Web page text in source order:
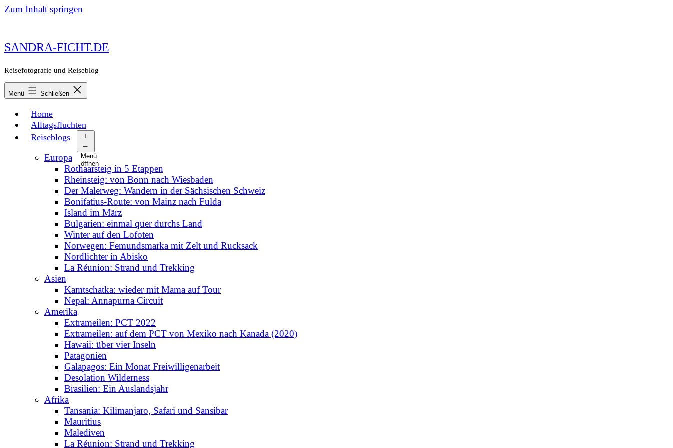
Zum Inhalt springen
SANDRA-FICHT.DE
Reisefotografie und Reiseblog
Menü Schließen
Home
Alltagsfluchten
Reiseblogs
Menü
öffnen
Europa
Rothaarsteig in 5 Etappen
Rheinsteig: von Bonn nach Wiesbaden
Der Malerweg: Wandern in der Sächsischen Schweiz
Bonifatius-Route: von Mainz nach Fulda
Island im März
Bulgarien: einmal quer durchs Land
Winter auf den Lofoten
Norwegen: Femundsmarka mit Zelt und Rucksack
Nordlichter in Abisko
La Réunion: Strand und Trekking
Asien
Kamtschatka: wieder mit Mama auf Tour
Nepal: Annapurna Circuit
Amerika
Extrameilen: PCT 2022
Extrameilen: auf dem PCT von Mexiko nach Kanada (2020)
Hawaii: über vier Inseln
Patagonien
Galapagos: Ein Monat Freiwilligenarbeit
Desolation Wilderness
Brasilien: Ein Auslandsjahr
Afrika
Tansania: Kilimanjaro, Safari und Sansibar
Mauritius
Malediven
La Réunion: Strand und Trekking